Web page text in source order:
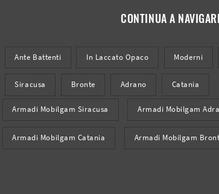
CONTINUA A
Ante Battenti In Laccato Opaco Moderni
Siracusa Bronte Adrano Catania
Armadi Mobilgam Siracusa Armadi Mobilgam
Armadi Mobilgam Catania Armadi Mobilgam